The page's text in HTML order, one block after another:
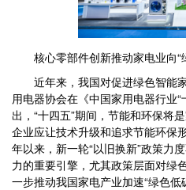
核心零部件创新推动家电业向“
近年来，我国对促进绿色智能
用电器协会在《中国家用电器行业
出，“十四五”期间，节能和环保将
企业应让技术升级和追求节能环保
年以来，新一轮“以旧换新”政策力
力的重要引擎，尤其政策层面对绿
一步推动我国家电产业加速“绿色低